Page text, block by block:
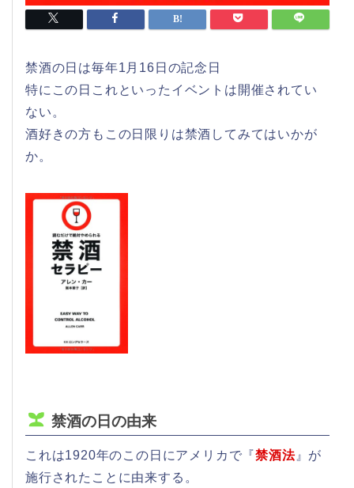
禁酒の日は毎年1月16日の記念日
特にこの日これといったイベントは開催されてい
ない。
酒好きの方もこの日限りは禁酒してみてはいかが
か。
禁酒の日の由来
これは1920年のこの日にアメリカで『禁酒法』が
施行されたことに由来する。